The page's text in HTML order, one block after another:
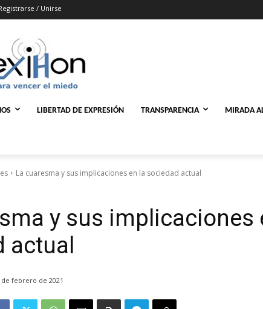
/ Unirse
LIBERTAD DE EXPRESIÓN TRANSPARENCIA MIRADA
La cuaresma y sus implicaciones en la sociedad actual
y sus implicaciones
actual
de febrero de 2021